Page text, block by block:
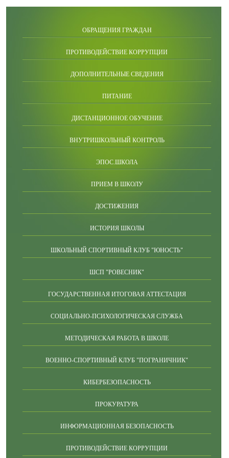
ОБРАЩЕНИЯ ГРАЖДАН
ПРОТИВОДЕЙСТВИЕ КОРРУПЦИИ
ДОПОЛНИТЕЛЬНЫЕ СВЕДЕНИЯ
ПИТАНИЕ
ДИСТАНЦИОННОЕ ОБУЧЕНИЕ
ВНУТРИШКОЛЬНЫЙ КОНТРОЛЬ
ЭПОС.ШКОЛА
ПРИЕМ В ШКОЛУ
ДОСТИЖЕНИЯ
ИСТОРИЯ ШКОЛЫ
ШКОЛЬНЫЙ СПОРТИВНЫЙ КЛУБ "ЮНОСТЬ"
ШСП "РОВЕСНИК"
ГОСУДАРСТВЕННАЯ ИТОГОВАЯ АТТЕСТАЦИЯ
СОЦИАЛЬНО-ПСИХОЛОГИЧЕСКАЯ СЛУЖБА
МЕТОДИЧЕСКАЯ РАБОТА В ШКОЛЕ
ВОЕННО-СПОРТИВНЫЙ КЛУБ "ПОГРАНИЧНИК"
КИБЕРБЕЗОПАСНОСТЬ
ПРОКУРАТУРА
ИНФОРМАЦИОННАЯ БЕЗОПАСНОСТЬ
ПРОТИВОДЕЙСТВИЕ КОРРУПЦИИ